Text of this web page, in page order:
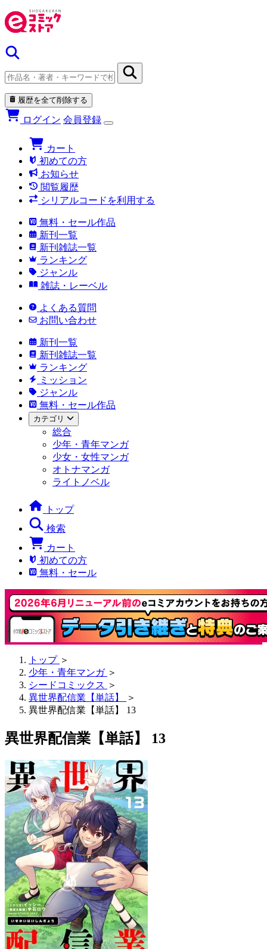
履歴を全て削除する
ログイン 会員登録
カート
初めての方
お知らせ
閲覧履歴
シリアルコードを利用する
無料・セール作品
新刊一覧
新刊雑誌一覧
ランキング
ジャンル
雑誌・レーベル
よくある質問
お問い合わせ
新刊一覧
新刊雑誌一覧
ランキング
ミッション
ジャンル
無料・セール作品
カテゴリ
総合
少年・青年マンガ
少女・女性マンガ
オトナマンガ
ライトノベル
トップ
検索
カート
初めての方
無料・セール
トップ ＞
少年・青年マンガ ＞
シードコミックス ＞
異世界配信業【単話】
＞
異世界配信業【単話】 13
異世界配信業【単話】 13